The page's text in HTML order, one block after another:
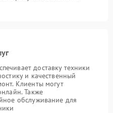
доставку техники
и качественный
Клиенты могут
Также
обслуживание для